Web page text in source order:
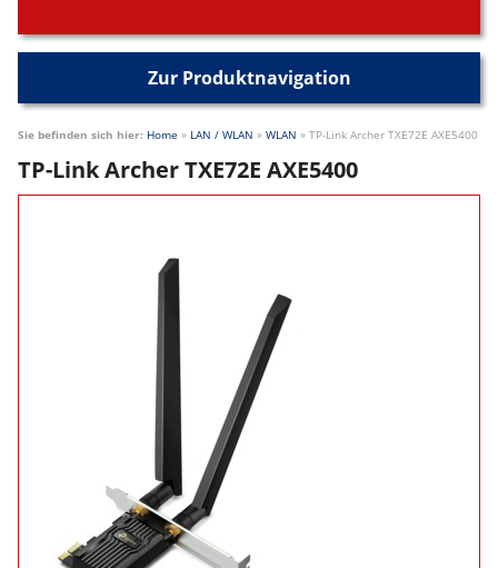
Zur Produktnavigation
Sie befinden sich hier: Home » LAN / WLAN » WLAN » TP-Link Archer TXE72E AXE5400
TP-Link Archer TXE72E AXE5400